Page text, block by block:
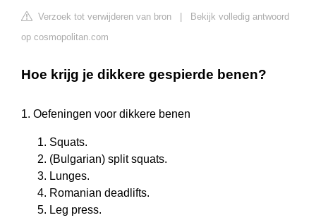
Verzoek tot verwijderen van bron
Bekijk volledig antwoord
op cosmopolitan.com
Hoe krijg je dikkere gespierde benen?
1. Oefeningen voor dikkere benen
Squats.
(Bulgarian) split squats.
Lunges.
Romanian deadlifts.
Leg press.